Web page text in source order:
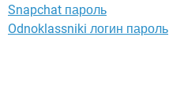
Snapchat пароль
Odnoklassniki логин пароль